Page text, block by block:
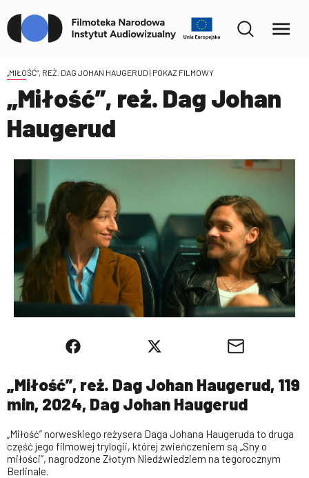
„MIŁOŚĆ”, REŻ. DAG JOHAN HAUGERUD | POKAZ FILMOWY
„Miłość”, reż. Dag Johan
Haugerud
„Miłość”, reż. Dag Johan Haugerud, 119
min, 2024, Dag Johan Haugerud
„Miłość” norweskiego reżysera Daga Johana Haugeruda to druga
część jego filmowej trylogii, której zwieńczeniem są „Sny o
miłości”, nagrodzone Złotym Niedźwiedziem na tegorocznym
Berlinale.